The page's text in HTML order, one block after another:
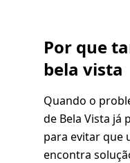
Por que
bela vista
Quando o
de Bela Vista
para evitar que
encontra